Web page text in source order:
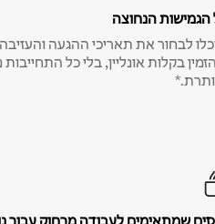
הגמישות הנחוצה
לבחור את תאריכי ההגעה
בקלות אונליין, בלי כל